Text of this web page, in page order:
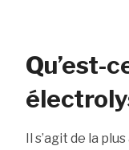
Qu’est-
Il s’agit de la